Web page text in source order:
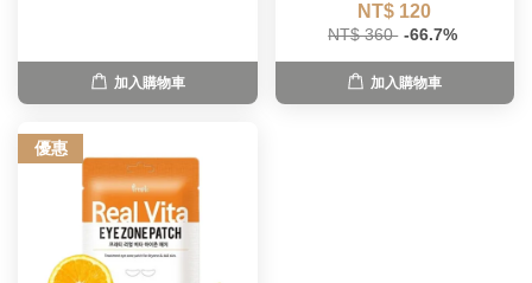
加入購物車
NT$ 120
NT$ 360 -66.7%
加入購物車
優惠